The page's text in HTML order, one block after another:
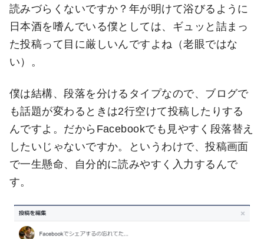
読みづらくないですか？年が明けて浴びるように
日本酒を嗜んでいる僕としては、ギュッと詰まっ
た投稿って目に厳しいんですよね（老眼ではな
い）。
僕は結構、段落を分けるタイプなので、ブログで
も話題が変わるときは2行空けて投稿したりする
んですよ。だからFacebookでも見やすく段落替え
したいじゃないですか。というわけで、投稿画面
で一生懸命、自分的に読みやすく入力するんで
す。